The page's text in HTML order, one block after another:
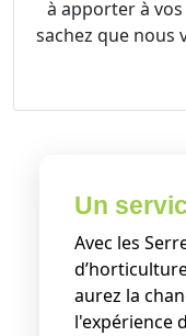
à apporter à
sachez que nous
Un
Avec les
aurez la
l'expérience